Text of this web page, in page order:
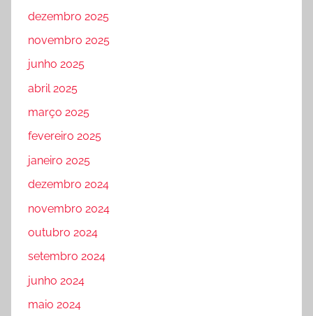
dezembro 2025
novembro 2025
junho 2025
abril 2025
março 2025
fevereiro 2025
janeiro 2025
dezembro 2024
novembro 2024
outubro 2024
setembro 2024
junho 2024
maio 2024